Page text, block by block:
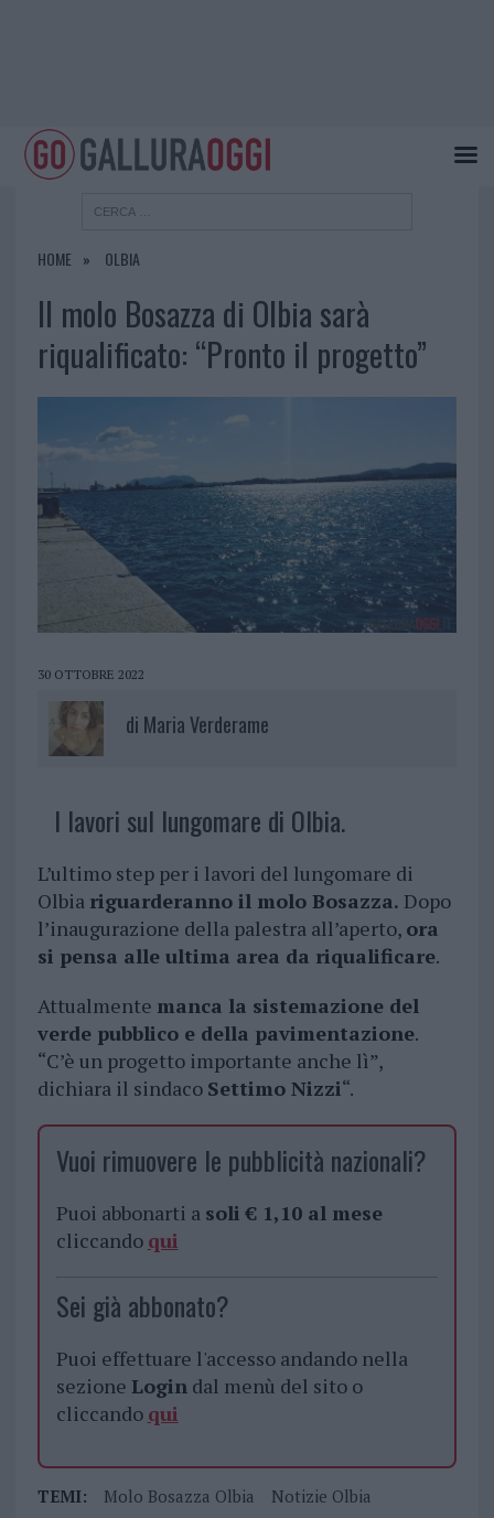
HOME OLBIA
Il molo Bosazza di Olbia sarà
riqualificato: “Pronto il progetto”
30 OTTOBRE 2022
di Maria Verderame
I lavori sul lungomare di Olbia.
L’ultimo step per i lavori del lungomare di
Olbia riguarderanno il molo Bosazza. Dopo
l’inaugurazione della palestra all’aperto, ora
si pensa alle ultima area da riqualificare.
Attualmente manca la sistemazione del
verde pubblico e della pavimentazione.
“C’è un progetto importante anche lì”,
dichiara il sindaco Settimo Nizzi“.
Vuoi rimuovere le pubblicità nazionali?
Puoi abbonarti a soli € 1,10 al mese
cliccando qui
Sei già abbonato?
Puoi effettuare l'accesso andando nella
sezione Logindal menù del sito o
cliccando qui
TEMI: Molo Bosazza Olbia
Notizie Olbia